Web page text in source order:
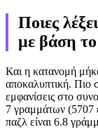
Ποιες
με βάση
Και η κατανομή
αποκαλυπτική. Πιο
εμφανίσεις στο
7 γραμμάτων (5707
παζλ είναι 6.8